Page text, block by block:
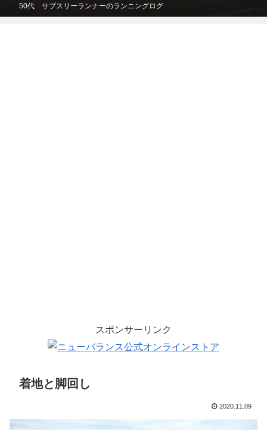
50代 サブスリーランナーのランニングログ
スポンサーリンク
着地と脚回し
2020.11.09